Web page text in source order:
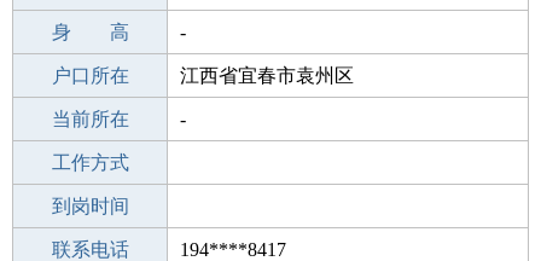
学 历 中学
身 高 -
毕业学校 中学
户口所在 江西省宜春市袁州区
所学专业 -
当前所在 -
工作经验
工作方式
驾 照
到岗时间
期望月薪
联系电话 194****8417